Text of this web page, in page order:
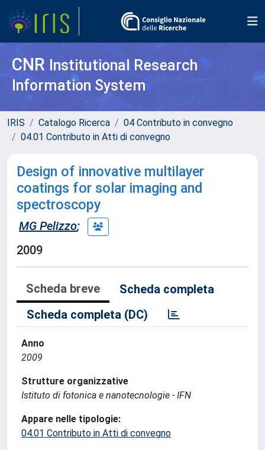
CNR Institutional Research
Information System
IRIS Catalogo Ricerca
04 Contributo in convegno
04.01 Contributo in Atti di convegno
Design of innovative multilayer
coatings for solar imaging and
spectroscopy
MG Pelizzo;
2009
Scheda breve
Scheda completa
Scheda completa (DC)
Anno
2009
Strutture organizzative
Istituto di fotonica e nanotecnologie - IFN
Appare nelle tipologie:
04.01 Contributo in Atti di convegno